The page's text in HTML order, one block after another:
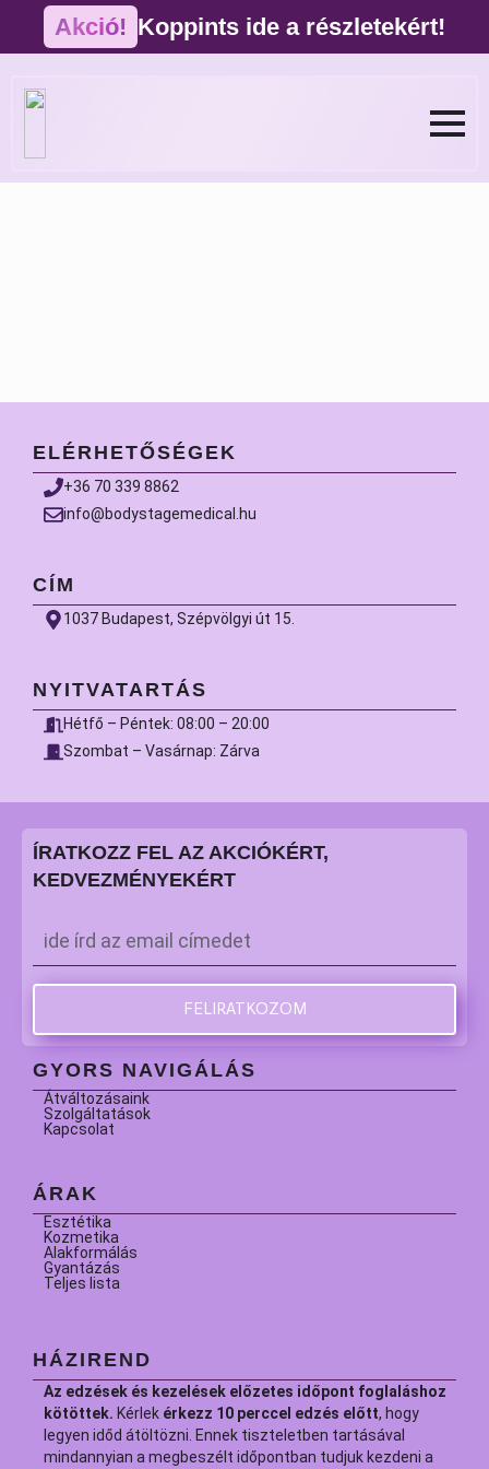
Akció! Koppints ide a részletekért!
ELÉRHETŐSÉGEK
+36 70 339 8862
info@bodystagemedical.hu
CÍM
1037 Budapest, Szépvölgyi út 15.
NYITVATARTÁS
Hétfő – Péntek: 08:00 – 20:00
Szombat – Vasárnap: Zárva
ÍRATKOZZ FEL AZ AKCIÓKÉRT,
KEDVEZMÉNYEKÉRT
FELIRATKOZOM
GYORS NAVIGÁLÁS
Átváltozásaink
Szolgáltatások
Kapcsolat
ÁRAK
Esztétika
Kozmetika
Alakformálás
Gyantázás
Teljes lista
HÁZIREND
Az edzések és kezelések előzetes időpont foglaláshoz
kötöttek. Kérlek érkezz 10 perccel edzés előtt, hogy
legyen időd átöltözni. Ennek tiszteletben tartásával
mindannyian a megbeszélt időpontban tudjuk kezdeni a